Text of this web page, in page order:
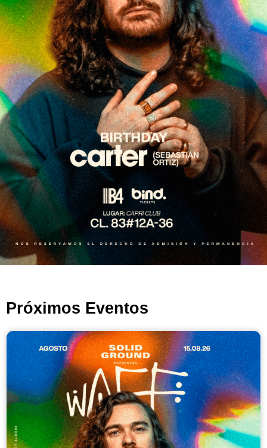
Próximos Eventos